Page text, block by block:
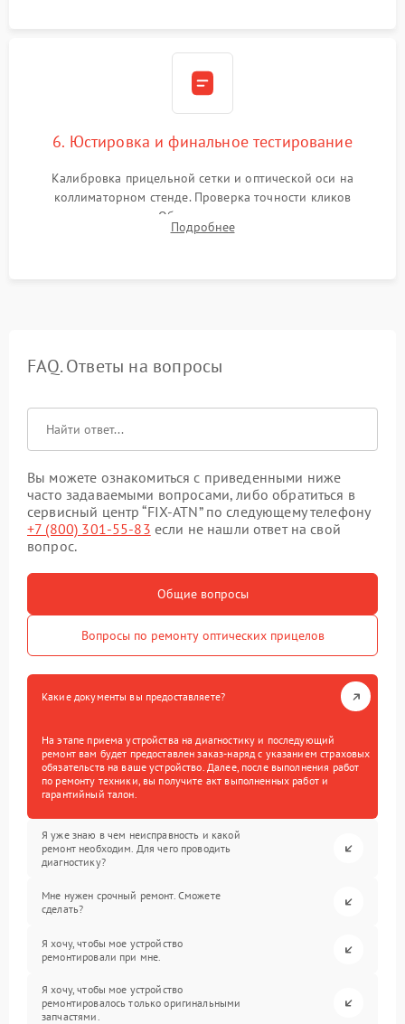
6. Юстировка и финальное тестирование
Калибровка прицельной сетки и оптической оси на
коллиматорном стенде. Проверка точности кликов
механизма поправок. Обязательное испытание прицела на
ударном стенде для проверки устойчивости к отдаче и
Подробнее
FAQ. Ответы на вопросы
Вы можете ознакомиться с приведенными ниже
часто задаваемыми вопросами, либо обратиться в
сервисный центр “FIX-ATN” по следующему телефону
+7 (800) 301-55-83 если не нашли ответ на свой
вопрос.
Общие вопросы
Вопросы по ремонту оптических прицелов
Какие документы вы предоставляете?
На этапе приема устройства на диагностику и последующий
ремонт вам будет предоставлен заказ-наряд с указанием страховых
обязательств на ваше устройство. Далее, после выполнения работ
по ремонту техники, вы получите акт выполненных работ и
гарантийный талон.
Я уже знаю в чем неисправность и какой
ремонт необходим. Для чего проводить
диагностику?
Мне нужен срочный ремонт. Сможете
сделать?
Я хочу, чтобы мое устройство
ремонтировали при мне.
Я хочу, чтобы мое устройство
ремонтировалось только оригинальными
запчастями.